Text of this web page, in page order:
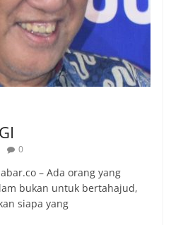
0
– Ada orang yang
bukan untuk bertahajud,
siapa yang